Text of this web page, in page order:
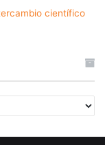
científico